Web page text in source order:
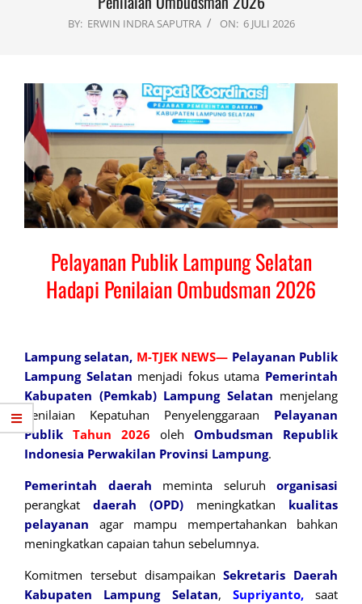
BY: ERWIN INDRA SAPUTRA ON: 6 JULI 2026
Pelayanan Publik Lampung Selatan
Hadapi Penilaian Ombudsman 2026
Lampung selatan, M-TJEK NEWS— Pelayanan Publik
Lampung Selatan menjadi fokus utama Pemerintah
Kabupaten (Pemkab) Lampung Selatan menjelang
Penilaian Kepatuhan Penyelenggaraan Pelayanan
Publik Tahun 2026 oleh Ombudsman Republik
Indonesia Perwakilan Provinsi Lampung.
Pemerintah
daerah meminta seluruh organisasi
perangkat daerah (OPD) meningkatkan kualitas
pelayanan agar mampu mempertahankan bahkan
meningkatkan capaian tahun sebelumnya.
Komitmen tersebut disampaikanSekretaris Daerah
Kabupaten Lampung Selatan, Supriyanto,saat